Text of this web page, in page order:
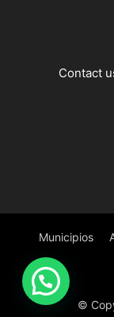
Contact
Municipios
©